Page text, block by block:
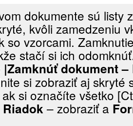
dokumente sú listy
kvôli zamedzeniu
so vzorcami.
stačí si ich
|Zamknúť dokument
si zobraziť aj skryté
si označíte všetko
– zobraziť a